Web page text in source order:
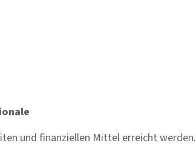
und finanziellen Mittel erreicht werden.